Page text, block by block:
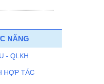
khóa đào tạo
phục vụ
lược Việt
chắc cho đổi
NĂNG
- QLKH
HỢP TÁC